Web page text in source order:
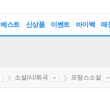
베스트 신상품 이벤트 바이백 매
소설/시/희곡 프랑스소설